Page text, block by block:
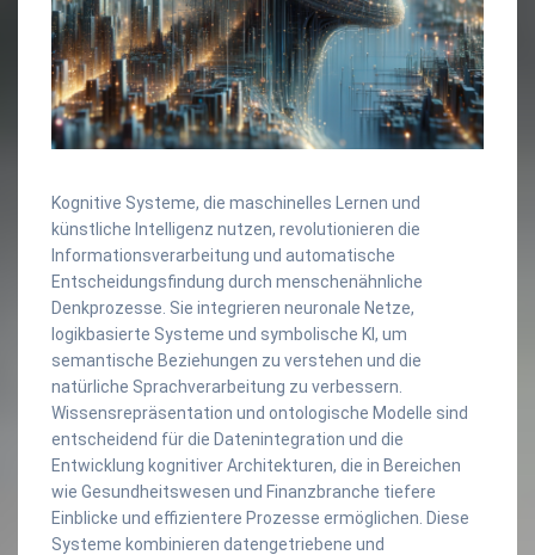
Kognitive Systeme, die maschinelles Lernen und
künstliche Intelligenz nutzen, revolutionieren die
Informationsverarbeitung und automatische
Entscheidungsfindung durch menschenähnliche
Denkprozesse. Sie integrieren neuronale Netze,
logikbasierte Systeme und symbolische KI, um
semantische Beziehungen zu verstehen und die
natürliche Sprachverarbeitung zu verbessern.
Wissensrepräsentation und ontologische Modelle sind
entscheidend für die Datenintegration und die
Entwicklung kognitiver Architekturen, die in Bereichen
wie Gesundheitswesen und Finanzbranche tiefere
Einblicke und effizientere Prozesse ermöglichen. Diese
Systeme kombinieren datengetriebene und